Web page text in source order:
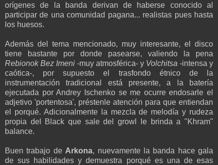
orígenes de la banda derivan de haberse conocido al
participar de una comunidad pagana... realistas pues hasta
los huesos.
Además del tema mencionado, muy interesante, el disco
tiene bastante por donde pasearse, valiendo la pena
Rebionok Bez Imeni -muy atmosférica- y Volchitsa -intensa y
caótica-, por supuesto el trasfondo étnico de la
instrumentación tradicional está presente, a la batería
ejecutada por Andrey Ischenko se me ocurre endosarle el
adjetivo 'portentosa', préstenle atención para que entiendan
el porqué. Adicionalmente la mezcla de melodía y rudeza
propia del Black que sale del growl le brinda a "Khram"
balance.
Buen trabajo de Arkona, nuevamente la banda hace gala
de sus habilidades y demuestra porqué es una de esas